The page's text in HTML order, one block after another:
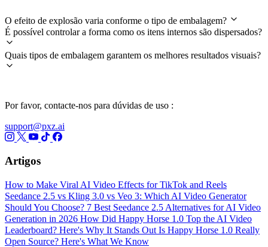
O efeito de explosão varia conforme o tipo de embalagem?
É possível controlar a forma como os itens internos são dispersados?
Quais tipos de embalagem garantem os melhores resultados visuais?
Por favor, contacte-nos para dúvidas de uso :
support@pxz.ai
Artigos
How to Make Viral AI Video Effects for TikTok and Reels
Seedance 2.5 vs Kling 3.0 vs Veo 3: Which AI Video Generator
Should You Choose? 7 Best Seedance 2.5 Alternatives for AI Video
Generation in 2026 How Did Happy Horse 1.0 Top the AI Video
Leaderboard? Here's Why It Stands Out Is Happy Horse 1.0 Really
Open Source? Here's What We Know